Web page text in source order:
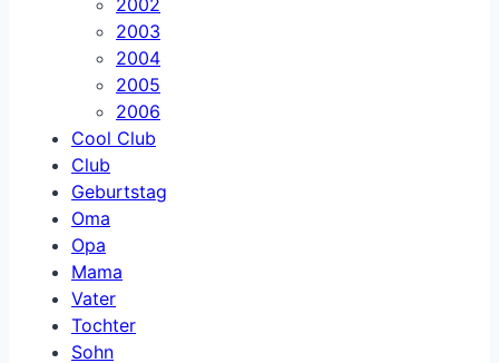
2003
2004
2005
2006
Cool Club
Club
Geburtstag
Oma
Opa
Mama
Vater
Tochter
Sohn